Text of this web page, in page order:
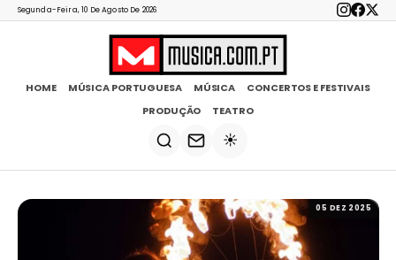
Segunda-Feira, 10 De Agosto De 2026
HOME MÚSICA PORTUGUESA MÚSICA
CONCERTOS E FESTIVAIS
PRODUÇÃO
TEATRO
☀️
05 DEZ 2025